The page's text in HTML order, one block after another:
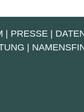
PRESSE|